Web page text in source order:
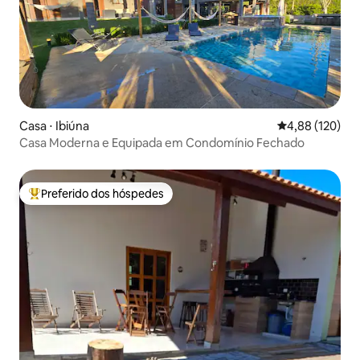
Casa ⋅ Ibiúna 4,88 de uma
4,88 (120)
Casa Moderna e Equipada em Condomínio Fechado
Entre os melhores preferidos dos hóspedes
Preferido dos hóspedes